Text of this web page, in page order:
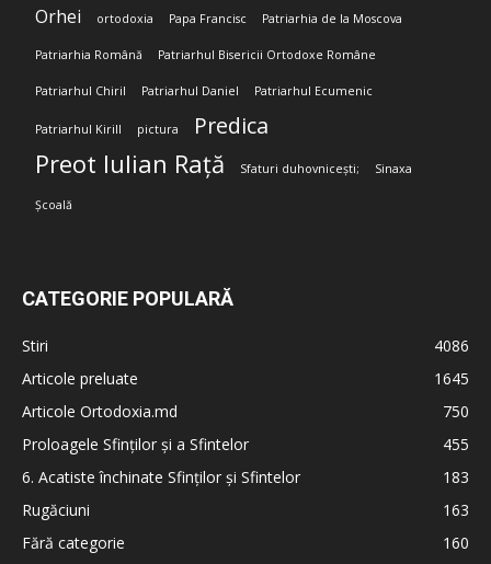
Orhei ortodoxia Papa Francisc Patriarhia de la Moscova
Patriarhia Română Patriarhul Bisericii Ortodoxe Române
Patriarhul Chiril Patriarhul Daniel Patriarhul Ecumenic
Patriarhul Kirill pictura Predica
Preot Iulian Rață Sfaturi duhovnicești; Sinaxa
Școală
CATEGORIE POPULARĂ
Stiri
4086
Articole preluate
1645
Articole Ortodoxia.md
750
Proloagele Sfinților și a Sfintelor
455
6. Acatiste închinate Sfinților și Sfintelor
183
Rugăciuni
163
Fără categorie
160